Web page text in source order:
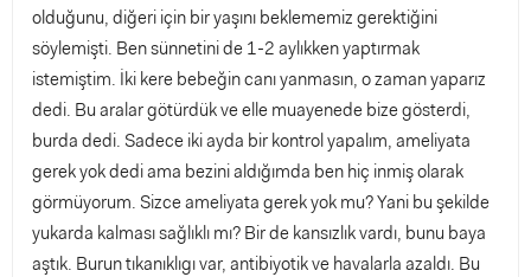
olduğunu, diğeri için bir yaşını beklememiz gerektiğini
söylemişti. Ben sünnetini de 1-2 aylıkken yaptırmak
istemiştim. İki kere bebeğin canı yanmasın, o zaman yaparız
dedi. Bu aralar götürdük ve elle muayenede bize gösterdi,
burda dedi. Sadece iki ayda bir kontrol yapalım, ameliyata
gerek yok dedi ama bezini aldığımda ben hiç inmiş olarak
görmüyorum. Sizce ameliyata gerek yok mu? Yani bu şekilde
yukarda kalması sağlıklı mı? Bir de kansızlık vardı, bunu baya
aştık. Burun tıkanıklıgı var, antibiyotik ve havalarla azaldı. Bu